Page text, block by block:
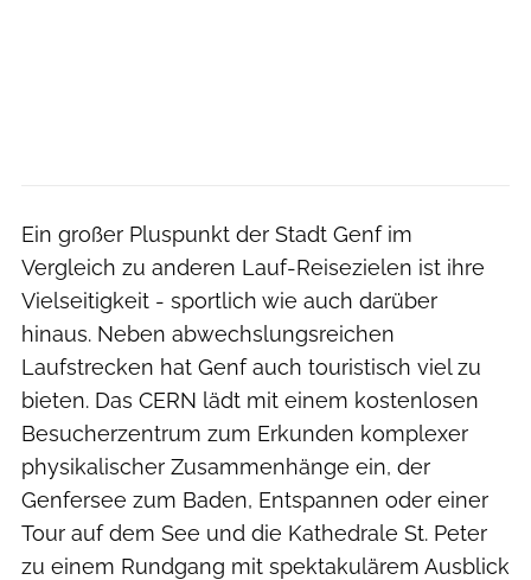
Ein großer Pluspunkt der Stadt Genf im
Vergleich zu anderen Lauf-Reisezielen ist ihre
Vielseitigkeit - sportlich wie auch darüber
hinaus. Neben abwechslungsreichen
Laufstrecken hat Genf auch touristisch viel zu
bieten. Das CERN lädt mit einem kostenlosen
Besucherzentrum zum Erkunden komplexer
physikalischer Zusammenhänge ein, der
Genfersee zum Baden, Entspannen oder einer
Tour auf dem See und die Kathedrale St. Peter
zu einem Rundgang mit spektakulärem Ausblick